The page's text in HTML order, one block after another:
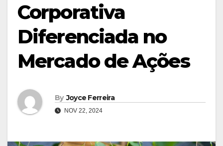
Corporativa
Diferenciada no
Mercado de Ações
By Joyce Ferreira
NOV 22, 2024